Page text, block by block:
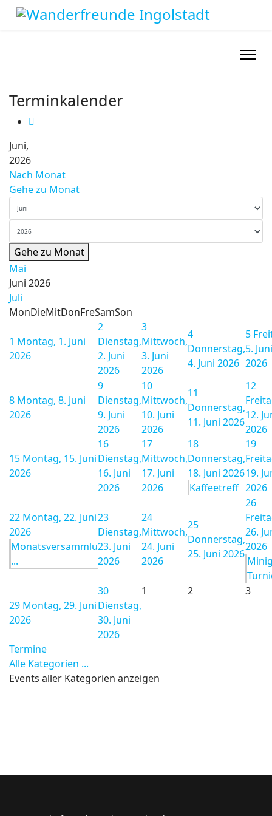
Terminkalender
Juni,
2026
Nach Monat
Gehe zu Monat
Gehe zu Monat
Mai
Juni 2026
Juli
MonDieMitDonFreSamSon
1 Montag, 1. Juni
2026
2
Dienstag,
2. Juni
2026
3
Mittwoch,
3. Juni
2026
4
Donnerstag,
4. Juni 2026
5
5. Juni
2026
8 Montag, 8. Juni
2026
9
Dienstag,
9. Juni
2026
10
Mittwoch,
10. Juni
2026
11
Donnerstag,
11. Juni 2026
12
12.
2026
15 Montag, 15. Juni
2026
16
Dienstag,
16. Juni
2026
17
Mittwoch,
17. Juni
2026
18
Donnerstag,
18. Juni 2026
Kaffeetreff
19
19.
2026
22 Montag, 22. Juni
2026
Monatsversammlu
...
23
Dienstag,
23. Juni
2026
24
Mittwoch,
24. Juni
2026
25
Donnerstag,
25. Juni 2026
26
26.
2026
29 Montag, 29. Juni
2026
30
Dienstag,
30. Juni
2026
1 2 3
Termine
Alle Kategorien ...
Events aller Kategorien anzeigen